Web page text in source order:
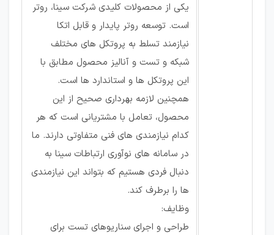
یکی از محصولات کلیدی شرکت سینا، روتر
است. توسعه روتر پایدار و قابل اتکا
نیازمند تسلط به پروتکل های مختلف
شبکه و تست و آنالیز محصول مطابق با
این پروتکل ها و استاندارد ها است.
همچنین لازمه بهرداری صحیح از این
محصول،‌ تعامل با مشتریانی است که هر
کدام نیازمندی های فنی متفاوتی دارند. ما
در سامانه های نوآوری ارتباطات سینا به
دنبال فردی هستیم که بتواند این نیازمندی
ها را برطرف کند.
وظایف:
طراحی و اجرای سناریوهای تست برای